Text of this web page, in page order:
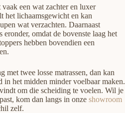
een wat zachter en luxer
het lichaamsgewicht en kan
wat verzachten. Daarnaast
eronder, omdat de bovenste laag het
hebben bovendien een
met twee losse matrassen, dan kan
in het midden minder voelbaar maken.
om die scheiding te voelen. Wil je
kom dan langs in onze showroom
zelf.